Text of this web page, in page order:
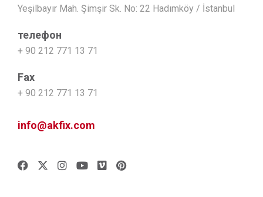
Yeşilbayır Mah. Şimşir Sk. No: 22 Hadımköy / İstanbul
телефон
+ 90 212 771 13 71
Fax
+ 90 212 771 13 71
info@akfix.com